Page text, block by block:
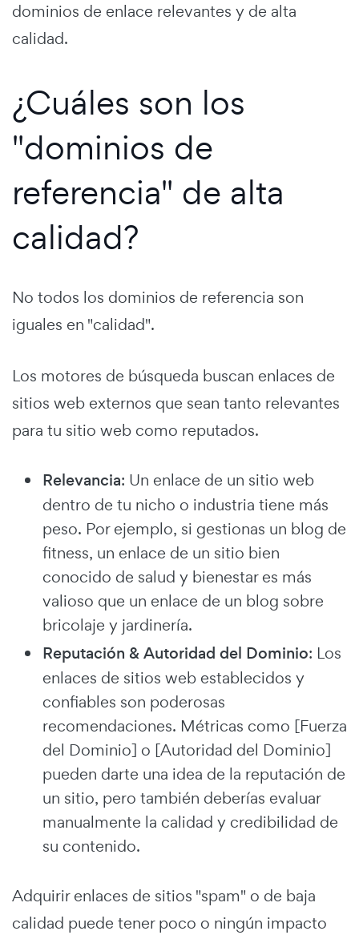
dominios de enlace relevantes y de alta
calidad.
¿Cuáles son los
"dominios de
referencia" de alta
calidad?
No todos los dominios de referencia son
iguales en "calidad".
Los motores de búsqueda buscan enlaces de
sitios web externos que sean tanto relevantes
para tu sitio web como reputados.
Relevancia: Un enlace de un sitio web
dentro de tu nicho o industria tiene más
peso. Por ejemplo, si gestionas un blog de
fitness, un enlace de un sitio bien
conocido de salud y bienestar es más
valioso que un enlace de un blog sobre
bricolaje y jardinería.
Reputación & Autoridad del Dominio: Los
enlaces de sitios web establecidos y
confiables son poderosas
recomendaciones. Métricas como [Fuerza
del Dominio] o [Autoridad del Dominio]
pueden darte una idea de la reputación de
un sitio, pero también deberías evaluar
manualmente la calidad y credibilidad de
su contenido.
Adquirir enlaces de sitios "spam" o de baja
calidad puede tener poco o ningún impacto